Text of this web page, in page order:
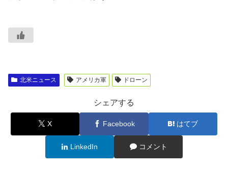
北米ニュース アメリカ軍 ドローン
シェアする
X Facebook はてブ
LinkedIn コメント